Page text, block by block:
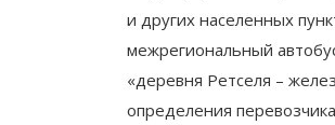
и других населенных
межрегиональный
«деревня Ретселя –
определения